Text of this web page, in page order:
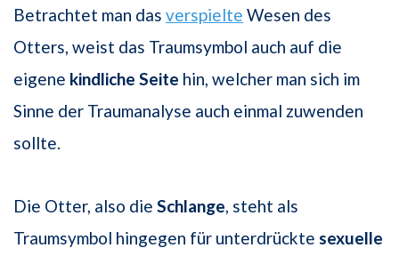
Betrachtet man das verspielte Wesen des
Otters, weist das Traumsymbol auch auf die
eigene kindliche Seite hin, welcher man sich im
Sinne der Traumanalyse auch einmal zuwenden
sollte.
Die Otter, also die Schlange, steht als
Traumsymbol hingegen für unterdrückte sexuelle